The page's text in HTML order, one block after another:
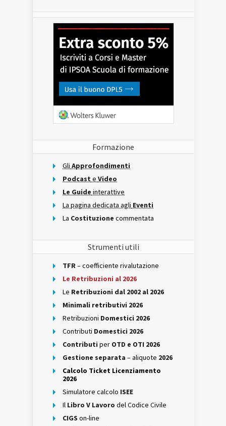
Formazione
Gli Approfondimenti
Podcast e Video
Le Guide interattive
La pagina dedicata agli Eventi
La Costituzione commentata
Strumenti utili
TFR– coefficiente rivalutazione
Le Retribuzioni al 2026
Le Retribuzioni dal 2002 al 2026
Minimali retributivi 2026
Retribuzioni Domestici 2026
Contributi Domestici 2026
Contributi per OTD e OTI 2026
Gestione separata – aliquote 2026
Calcolo Ticket Licenziamento
2026
Simulatore calcolo ISEE
Il Libro V Lavoro del Codice Civile
CIGS on-line